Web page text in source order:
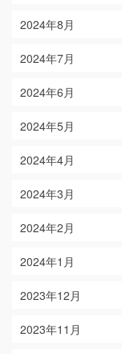
2024年8月
2024年7月
2024年6月
2024年5月
2024年4月
2024年3月
2024年2月
2024年1月
2023年12月
2023年11月